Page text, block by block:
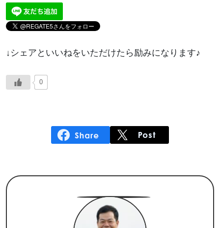
↓シェアといいねをいただけたら励みになります♪
0